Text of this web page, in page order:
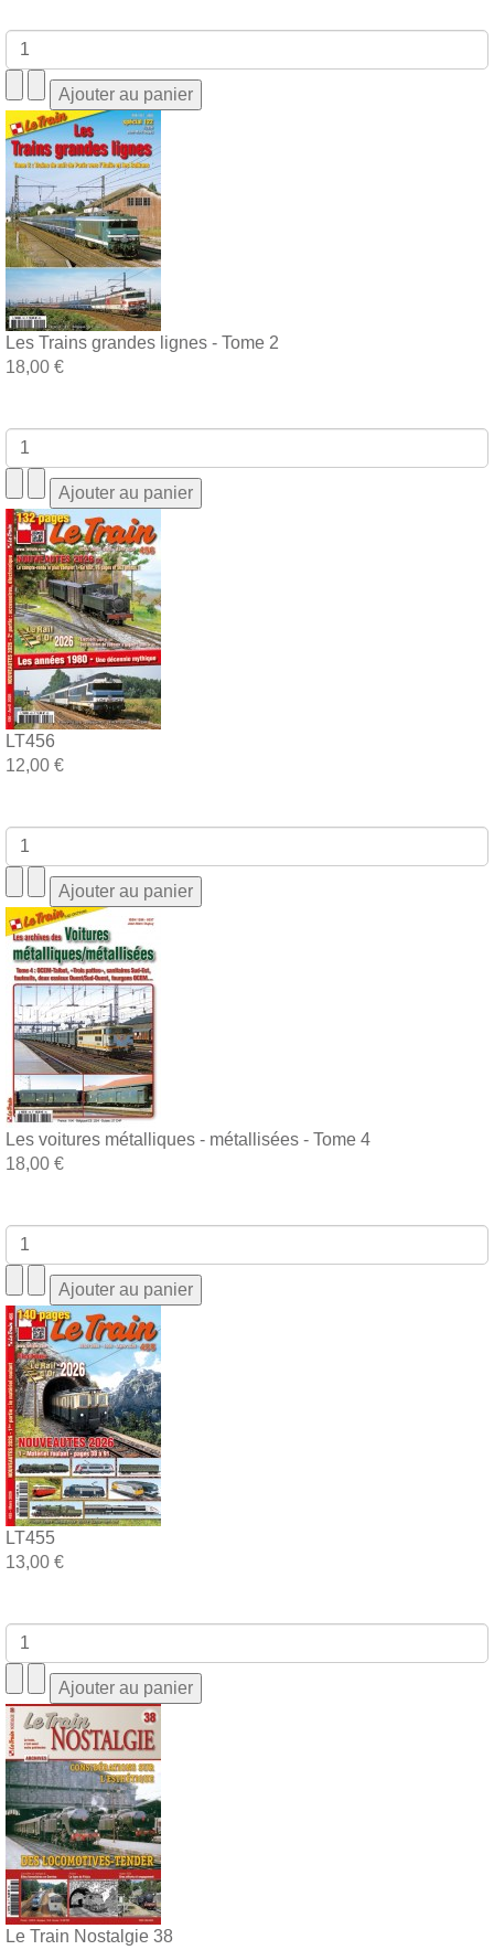
Les Trains grandes lignes - Tome 2
18,00 €
LT456
12,00 €
Les voitures métalliques - métallisées - Tome 4
18,00 €
LT455
13,00 €
Le Train Nostalgie 38